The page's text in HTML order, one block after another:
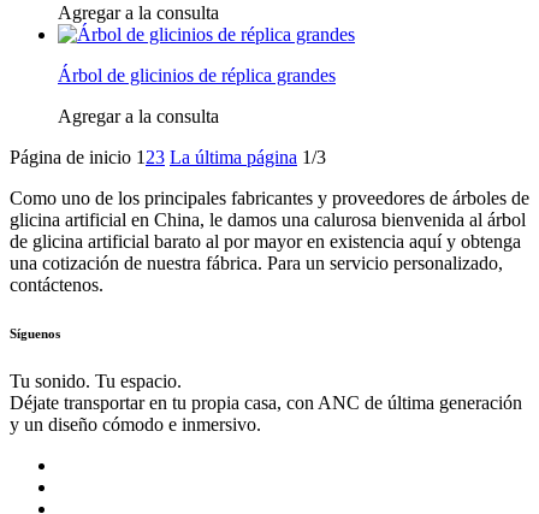
Agregar a la consulta
Árbol de glicinios de réplica grandes
Agregar a la consulta
Página de inicio 1 23 La última página 1/3
Como uno de los principales fabricantes y proveedores de árboles de
glicina artificial en China, le damos una calurosa bienvenida al árbol
de glicina artificial barato al por mayor en existencia aquí y obtenga
una cotización de nuestra fábrica. Para un servicio personalizado,
contáctenos.
Síguenos
Tu sonido. Tu espacio.
Déjate transportar en tu propia casa, con ANC de última generación
y un diseño cómodo e inmersivo.